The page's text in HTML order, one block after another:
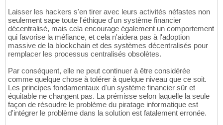
Laisser les hackers s'en tirer avec leurs activités néfastes non
seulement sape toute l'éthique d'un système financier
décentralisé, mais cela encourage également un comportement
qui favorise la méfiance, et cela n'aidera pas à l'adoption
massive de la blockchain et des systèmes décentralisés pour
remplacer les processus centralisés obsolètes.
Par conséquent, elle ne peut continuer à être considérée
comme quelque chose à tolérer à quelque niveau que ce soit.
Les principes fondamentaux d'un système financier sûr et
équitable ne changent pas. La prémisse selon laquelle la seule
façon de résoudre le problème du piratage informatique est
d'intégrer le problème dans la solution est fatalement erronée.